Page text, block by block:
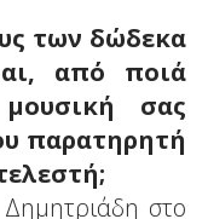
των δώδεκα
από ποιά
σας
παρατηρητή
στο